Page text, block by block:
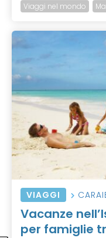
Viaggi nel mondo
VIAGGI
Vacanze
per famiglie